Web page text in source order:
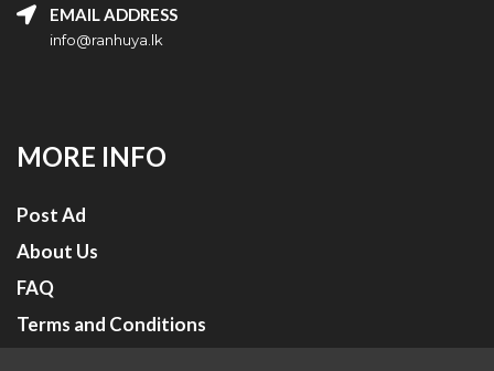
EMAIL ADDRESS
info@ranhuya.lk
MORE INFO
Post Ad
About Us
FAQ
Terms and Conditions